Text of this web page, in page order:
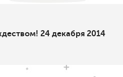
24 декабря 2014